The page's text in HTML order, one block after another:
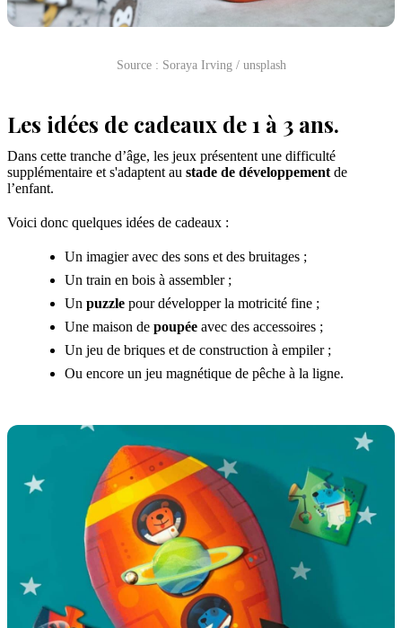
Source : Soraya Irving / unsplash
Les idées de cadeaux de 1 à 3 ans.
Dans cette tranche d’âge, les jeux présentent une difficulté
supplémentaire et s'adaptent au stade de développement de
l’enfant.
Voici donc quelques idées de cadeaux :
Un imagier avec des sons et des bruitages ;
Un train en bois à assembler ;
Un puzzle pour développer la motricité fine ;
Une maison de poupée avec des accessoires ;
Un jeu de briques et de construction à empiler ;
Ou encore un jeu magnétique de pêche à la ligne.